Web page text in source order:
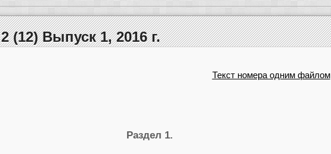
(12) Выпуск 1, 2016 г.
Текст номера одним файлом
Раздел 1.